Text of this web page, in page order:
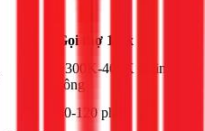
Gọi thợ 1Fix
+300K-400K nhân
công
60-120 phút